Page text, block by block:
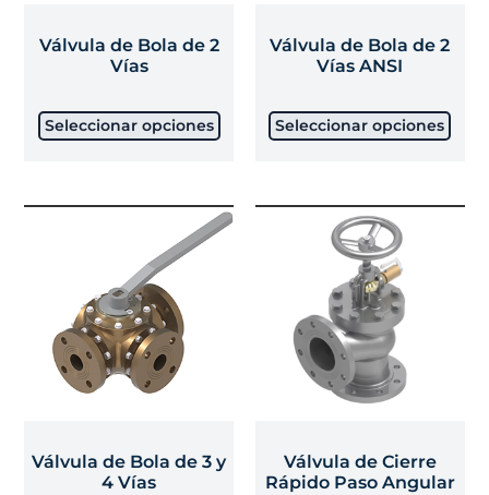
Válvula de Bola de 2
Vías
Seleccionar opciones
Válvula de Bola de 2
Vías ANSI
Seleccionar opciones
Válvula de Bola de 3 y
4 Vías
Válvula de Cierre
Rápido Paso Angular